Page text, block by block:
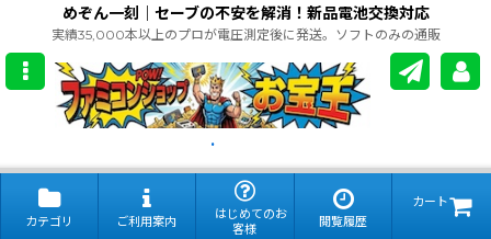
めぞん一刻｜セーブの不安を解消！新品電池交換対応
実績35,000本以上のプロが電圧測定後に発送。ソフトのみの通販
.
カテゴリ ご利用案内
はじめてのお
客様
閲覧履歴
カート